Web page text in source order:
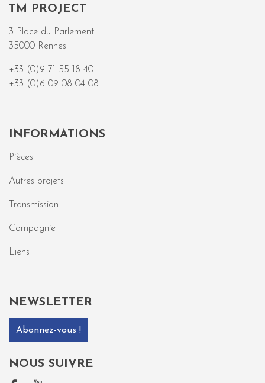
TM PROJECT
3 Place du Parlement
35000 Rennes
+33 (0)9 71 55 18 40
+33 (0)6 09 08 04 08
INFORMATIONS
Pièces
Autres projets
Transmission
Compagnie
Liens
NEWSLETTER
Abonnez-vous !
NOUS SUIVRE